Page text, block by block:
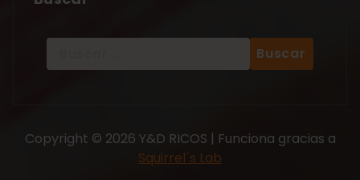
Copyright © 2026 Y&D RICOS | Funciona gracias a
Squirrel´s Lab